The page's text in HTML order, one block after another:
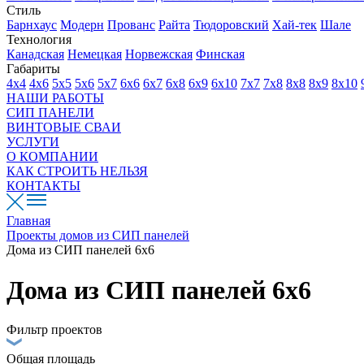
Стиль
Барнхаус Модерн Прованс Райта Тюдоровский Хай-тек Шале
Технология
Канадская Немецкая Норвежская Финская
Габариты
4х4 4х6 5х5 5х6 5х7 6х6 6х7 6х8 6х9 6х10 7х7 7х8 8х8 8х9 8х10
НАШИ РАБОТЫ
СИП ПАНЕЛИ
ВИНТОВЫЕ СВАИ
УСЛУГИ
О КОМПАНИИ
КАК СТРОИТЬ НЕЛЬЗЯ
КОНТАКТЫ
Главная
Проекты домов из СИП панелей
Дома из СИП панелей 6х6
Дома из СИП панелей 6х6
Фильтр проектов
Общая площадь